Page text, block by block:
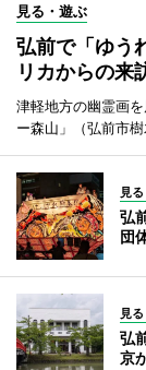
見る・遊ぶ
弘前で「ゆう
リカからの来
津軽地方の幽霊画
ー森山」（弘前市
見
弘
団
見
弘
京